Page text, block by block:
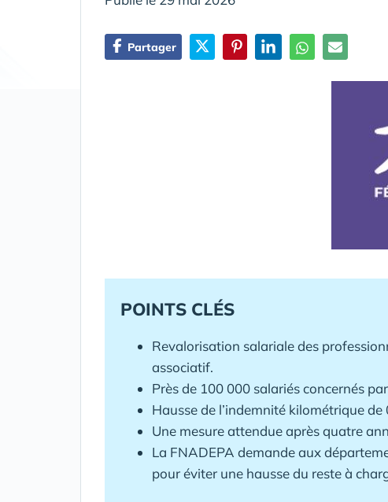
Partager
POINTS CLÉS
Revalorisation salariale des
associatif.
Près de 100 000 salariés concernés
Hausse de l’indemnité kilométrique
Une mesure attendue après quatre
La FNADEPA demande aux
pour éviter une hausse du reste à